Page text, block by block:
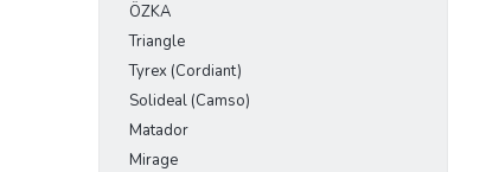
ÖZKA
Triangle
Tyrex (Cordiant)
Solideal (Camso)
Matador
Mirage